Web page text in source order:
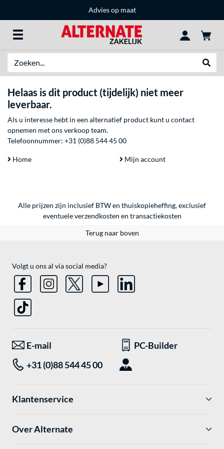
Advies op maat
Helaas is dit product (tijdelijk) niet meer
leverbaar.
Als u interesse hebt in een alternatief product kunt u contact
opnemen met ons verkoop team.
Telefoonnummer: +31 (0)88 544 45 00
Home Mijn account
Alle prijzen zijn inclusief BTW en thuiskopieheffing, exclusief
eventueleverzendkosten en transactiekosten
Terug naar boven
Volgt u ons al via social media?
E-mail
PC-Builder
+31 (0)88 544 45 00
Klantenservice
Over Alternate